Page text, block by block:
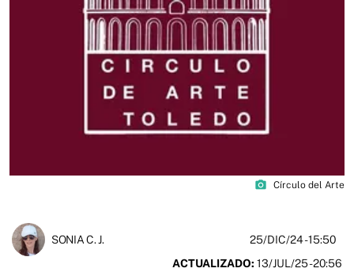
photo_camera Círculo del Arte
SONIA C. J. 25/DIC/24- 15:50
ACTUALIZADO: 13/JUL/25 - 20:56